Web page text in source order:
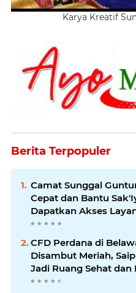
Karya Kreatif
Berita Terpopuler
Camat Sunggal
Cepat dan Bantu
Dapatkan Akses
Kesehatan
CFD Perdana di
Disambut Meriah,
Jadi Ruang Sehat dan
Kebersamaan Warga